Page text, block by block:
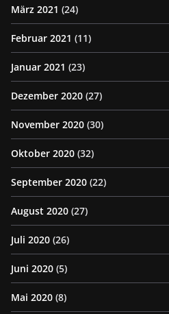
März 2021 (24)
Februar 2021 (11)
Januar 2021 (23)
Dezember 2020 (27)
November 2020 (30)
Oktober 2020 (32)
September 2020 (22)
August 2020 (27)
Juli 2020 (26)
Juni 2020 (5)
Mai 2020 (8)